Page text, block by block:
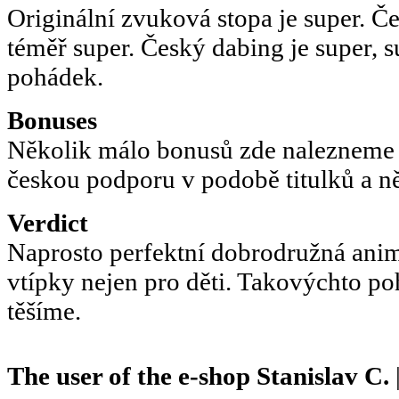
Originální zvuková stopa je super.
téměř super. Český dabing je super,
pohádek.
Bonuses
Několik málo bonusů zde
českou podporu v podobě titulků a
Verdict
Naprosto perfektní dobrodružná
vtípky nejen pro děti. Takovýchto
těšíme.
The user of the e-shop Stanislav C.